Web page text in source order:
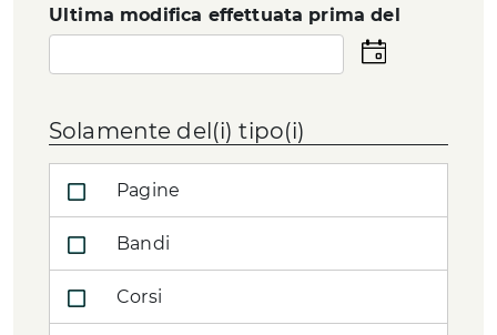
Ultima modifica effettuata prima del
Seleziona
la
Solamente del(i) tipo(i)
Pagine
Bandi
Corsi